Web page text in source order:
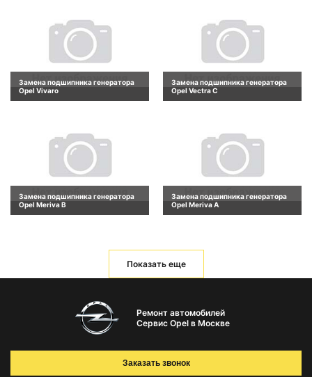
Замена подшипника генератора
Opel Vivaro
Замена подшипника генератора
Opel Vectra C
Замена подшипника генератора
Opel Meriva B
Замена подшипника генератора
Opel Meriva A
Показать еще
Ремонт автомобилей
Сервис Opel в Москве
Заказать звонок